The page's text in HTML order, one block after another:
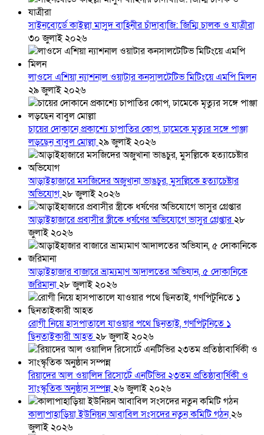
সাইনবোর্ডে কাইল্লা মাসুদ বাহিনীর চাঁদাবাজি: জিম্মি চালক ও যাত্রীরা
৩০ জুলাই ২০২৬
লাওসে এশিয়া ন্যাশনাল ওয়াটার কনসালটেটিভ মিটিংয়ে এমপি মিলন
২৯ জুলাই ২০২৬
চায়ের দোকানে প্রকাশ্যে চাপাতির কোপ, ঢামেকে মৃত্যুর সঙ্গে পাঞ্জা
লড়ছেন বাবুল মোল্লা২৯ জুলাই ২০২৬
আড়াইহাজারে মস‌জি‌দের অজুখানা ভাঙচুর, মুসল্লিকে হত্যাচেষ্টার
অভিযোগ২৮ জুলাই ২০২৬
আড়াইহাজারে প্রবাসীর স্ত্রীকে ধর্ষণের অভিযোগে ভাসুর গ্রেপ্তার২৮
জুলাই ২০২৬
আড়াইহাজার বাজারে ভ্রাম্যমাণ আদালতের অভিযান, ৫ দোকানিকে
জরিমানা২৮ জুলাই ২০২৬
রোগী নিয়ে হাসপাতালে যাওয়ার পথে ছিনতাই, গণপিটুনিতে ১
ছিনতাইকারী আহত২৮ জুলাই ২০২৬
রিয়াদের আল ওয়ালিদ রিসোর্টে এনটিভির ২৩তম প্রতিষ্ঠাবার্ষিকী ও
সাংস্কৃতিক অনুষ্ঠান সম্পন্ন২৬ জুলাই ২০২৬
কালাপাহাড়িয়া ইউনিয়ন আবাবিল সংসদের নতুন কমিটি গঠন২৬
জুলাই ২০২৬